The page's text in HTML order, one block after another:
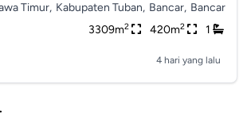
Timur, Kabupaten Tuban, Bancar, Bancar
3309m2 420m2 1
4 hari yang lalu